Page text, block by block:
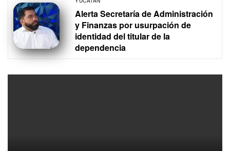
Alerta Secretaría de Administración
y Finanzas por usurpación de
identidad del titular de la
dependencia